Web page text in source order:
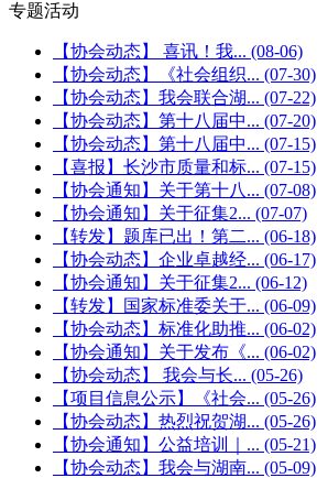
专题活动
【协会动态】 喜讯！我... (08-06)
【协会动态】《社会组织... (07-30)
【协会动态】我会联合湖... (07-22)
【协会动态】第十八届中... (07-20)
【协会动态】第十八届中... (07-15)
【喜报】长沙市质量和标... (07-15)
【协会通知】关于第十八... (07-08)
【协会通知】关于征集2... (07-07)
【转发】题库已出！第二... (06-18)
【协会动态】企业卓越经... (06-17)
【协会通知】关于征集2... (06-12)
【转发】国家标准委关于... (06-09)
【协会动态】标准化助推... (06-02)
【协会通知】关于发布《... (06-02)
【协会动态】 我会与长... (05-26)
【项目信息公示】《社会... (05-26)
【协会动态】热烈祝贺湖... (05-26)
【协会通知】公益培训｜... (05-21)
【协会动态】我会与湖南... (05-09)